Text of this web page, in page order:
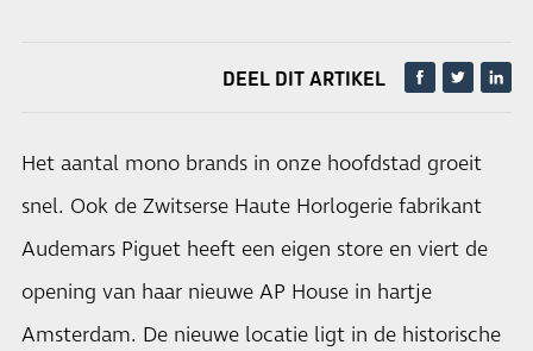
DEEL DIT ARTIKEL
Het aantal mono brands in onze hoofdstad groeit
snel. Ook de Zwitserse Haute Horlogerie fabrikant
Audemars Piguet heeft een eigen store en viert de
opening van haar nieuwe AP House in hartje
Amsterdam. De nieuwe locatie ligt in de historische